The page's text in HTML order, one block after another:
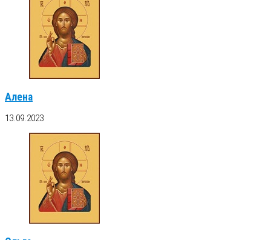
Алена
13.09.2023